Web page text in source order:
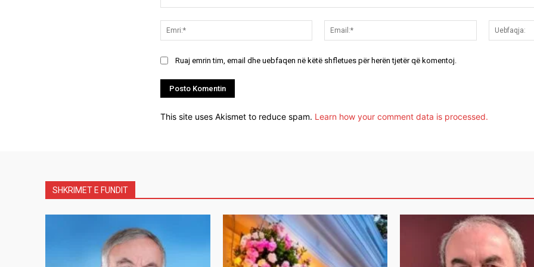
Emri:*
Email:*
Ruaj emrin tim, email dhe uebfaqen në këtë shfletues për herën tjetër që komentoj.
This site uses Akismet to reduce spam. Learn how your comment data is processed.
SHKRIMET E FUNDIT